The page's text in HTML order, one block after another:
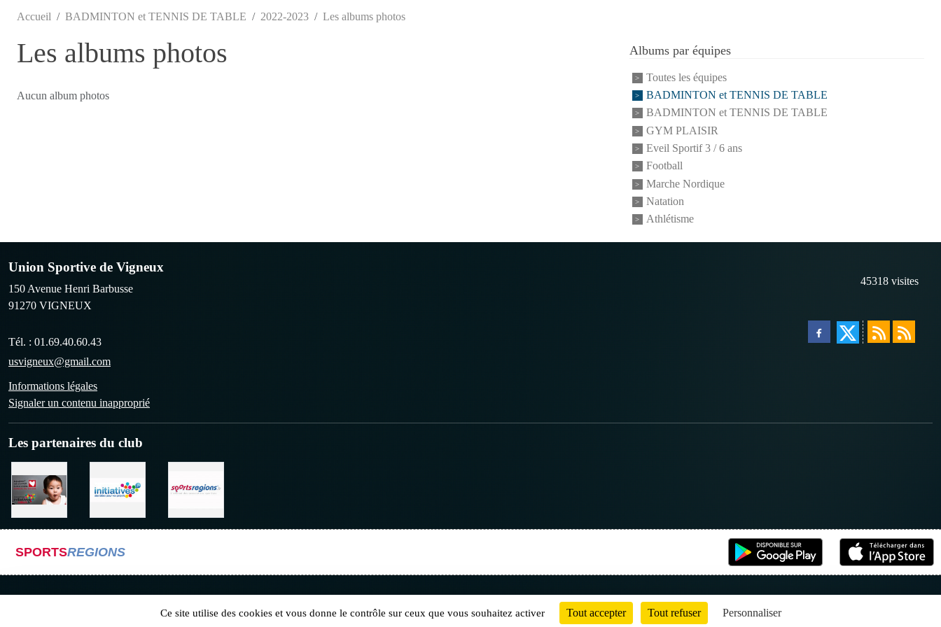
Accueil BADMINTON et TENNIS DE TABLE 2022-2023 Les albums photos
Les albums photos
Aucun album photos
Albums par équipes
Toutes les équipes
BADMINTON et TENNIS DE TABLE
BADMINTON et TENNIS DE TABLE
GYM PLAISIR
Eveil Sportif 3 / 6 ans
Football
Marche Nordique
Natation
Athlétisme
Union Sportive de Vigneux
150 Avenue Henri Barbusse
91270 VIGNEUX
Tél. : 01.69.40.60.43
usvigneux@gmail.com
Informations légales
Signaler un contenu inapproprié
45318 visites
Les partenaires du club
SPORTSREGIONS
Ce site utilise des cookies et vous donne le contrôle sur ceux que vous souhaitez activer Tout accepter Tout refuser Personnaliser